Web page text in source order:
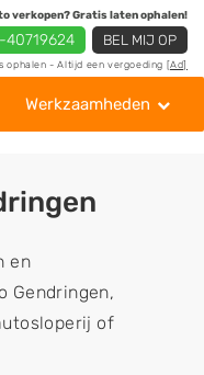
verkopen? Gratis laten ophalen!
40719624 BEL MIJ OP
ophalen - Altijd een vergoeding [Ad]
Werkzaamheden
en
Gendringen,
of
is in de